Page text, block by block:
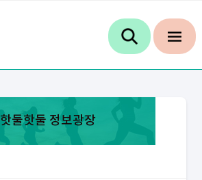
핫둘핫둘 정보광장